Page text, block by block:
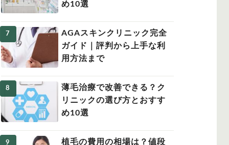
め10選
AGAスキンクリニック完全
ガイド｜評判から上手な利
用方法まで
薄毛治療で改善できる？ク
リニックの選び方とおすす
め10選
植毛の費用の相場は？値段